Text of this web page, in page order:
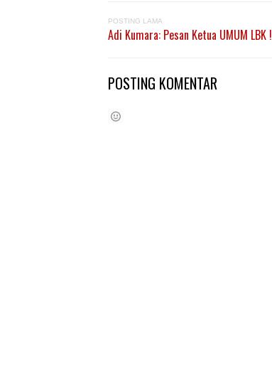
POSTING LAMA
Adi Kumara: Pesan Ketua UMUM LBK !
POSTING KOMENTAR